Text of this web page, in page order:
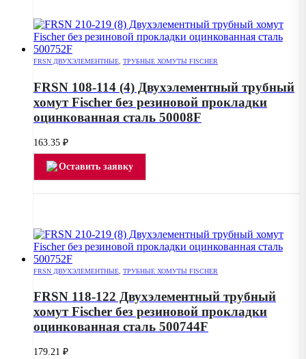
FRSN ДВУХЭЛЕМЕНТНЫЕ, ТРУБНЫЕ ХОМУТЫ FISCHER
FRSN 108-114 (4) Двухэлементный трубный
хомут Fischer без резиновой прокладки
оцинкованная сталь 50008F
163.35 ₽
Оставить заявку
FRSN ДВУХЭЛЕМЕНТНЫЕ ТРУБНЫЕ ХОМУТЫ FISCHER
FRSN 118-122 Двухэлементный трубный
хомут Fischer без резиновой прокладки
оцинкованная сталь 500744F
179.21 ₽